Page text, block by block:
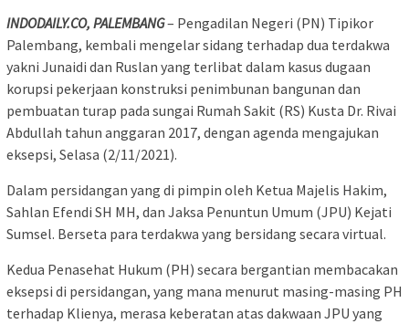
INDODAILY.CO, PALEMBANG– Pengadilan Negeri (PN) Tipikor
Palembang, kembali mengelar sidang terhadap dua terdakwa
yakni Junaidi dan Ruslan yang terlibat dalam kasus dugaan
korupsi pekerjaan konstruksi penimbunan bangunan dan
pembuatan turap pada sungai Rumah Sakit (RS) Kusta Dr. Rivai
Abdullah tahun anggaran 2017, dengan agenda mengajukan
eksepsi, Selasa (2/11/2021).
Dalam persidangan yang di pimpin oleh Ketua Majelis Hakim,
Sahlan Efendi SH MH, dan Jaksa Penuntun Umum (JPU) Kejati
Sumsel. Berseta para terdakwa yang bersidang secara virtual.
Kedua Penasehat Hukum (PH) secara bergantian membacakan
eksepsi di persidangan, yang mana menurut masing-masing PH
terhadap Klienya, merasa keberatan atas dakwaan JPU yang